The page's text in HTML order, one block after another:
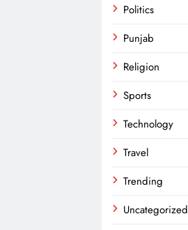
Politics
Punjab
Religion
Sports
Technology
Travel
Trending
Uncategorized